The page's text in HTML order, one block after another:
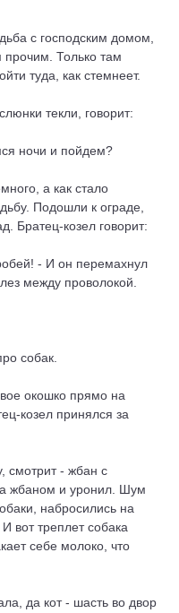
с господским домом,
Только там
туда, как стемнеет.
текли, говорит:
ночи и пойдем?
а как стало
Подошли к ограде,
Братец-козел говорит:
- И он перемахнул
между проволокой.
собак.
окошко прямо на
козел принялся за
смотрит - жбан с
жбаном и уронил. Шум
набросились на
вот треплет собака
себе молоко, что
да кот - шасть во двор